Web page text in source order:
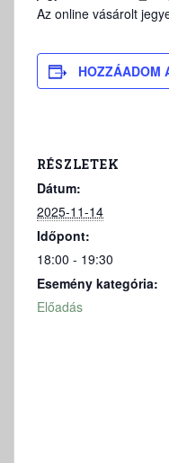
Az online vásárolt
HOZZÁADOM
RÉSZLETEK
Dátum:
2025-11-14
Időpont:
18:00 - 19:30
Esemény kategória:
Előadás